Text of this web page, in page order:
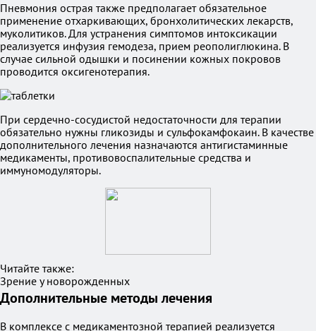
Пневмония острая также предполагает обязательное
применение отхаркивающих, бронхолитических лекарств,
муколитиков. Для устранения симптомов интоксикации
реализуется инфузия гемодеза, прием реополиглюкина. В
случае сильной одышки и посинении кожных покровов
проводится оксигенотерапия.
При сердечно-сосудистой недостаточности для терапии
обязательно нужны гликозиды и сульфокамфокаин. В качестве
дополнительного лечения назначаются антигистаминные
медикаменты, противовоспалительные средства и
иммуномодуляторы.
Читайте также:
Зрение у новорожденных
Дополнительные методы лечения
В комплексе с медикаментозной терапией реализуется